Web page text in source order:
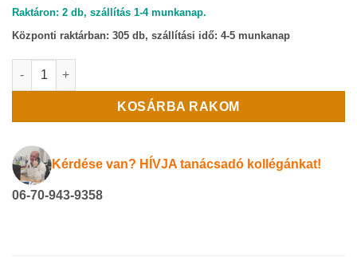
Raktáron: 2 db, szállítás 1-4 munkanap.
Központi raktárban: 305 db, szállítási idő: 4-5 munkanap
Irisz légmennyiség szabályzó mennyiség
KOSÁRBA RAKOM
Kérdése van? HÍVJA tanácsadó kollégánkat!
06-70-943-9358